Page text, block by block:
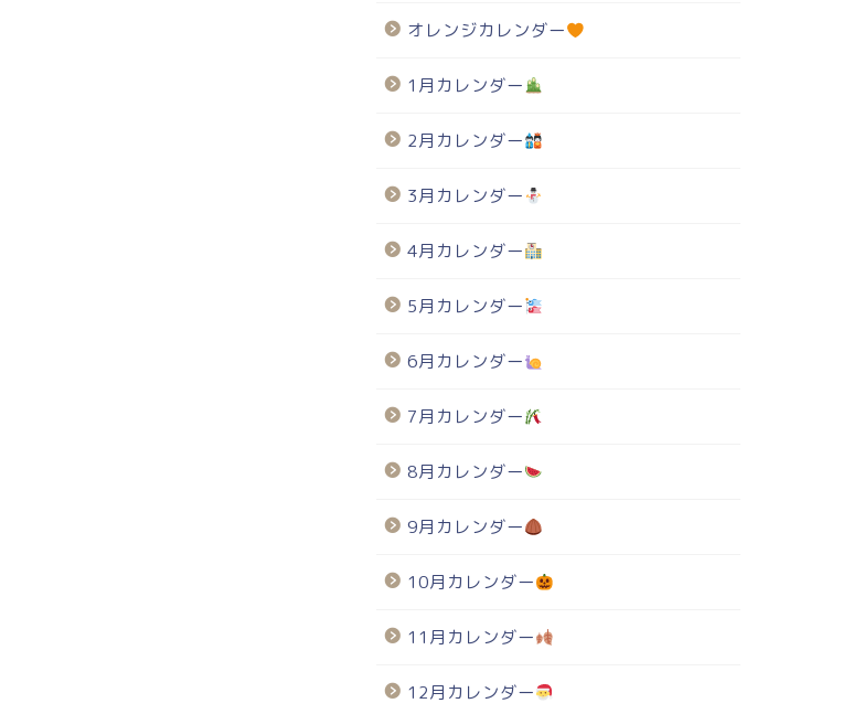
オレンジカレンダー
1月カレンダー
2月カレンダー
3月カレンダー
4月カレンダー
5月カレンダー
6月カレンダー
7月カレンダー
8月カレンダー
9月カレンダー
10月カレンダー
11月カレンダー
12月カレンダー